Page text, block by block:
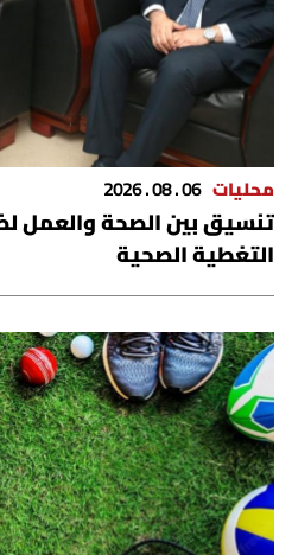
محليات 06 . 08 . 2026
تنسيق بين الصحة والعمل
التغطية الصحية